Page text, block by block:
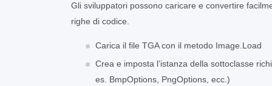
Gli sviluppatori possono caricare e convertire
righe di codice.
Carica il file TGA con il metodo Image.Load
Crea e imposta l’istanza della sottoclasse
es. BmpOptions, PngOptions, ecc.)